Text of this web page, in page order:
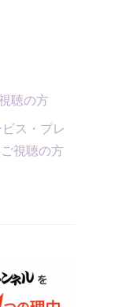
聴の方
ス・プレ
視聴の方